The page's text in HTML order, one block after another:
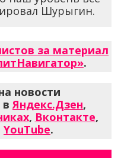
Шурыгин.
за материал
.
новости
вЯндекс.Дзен,
, Вконтакте,
YouTube.